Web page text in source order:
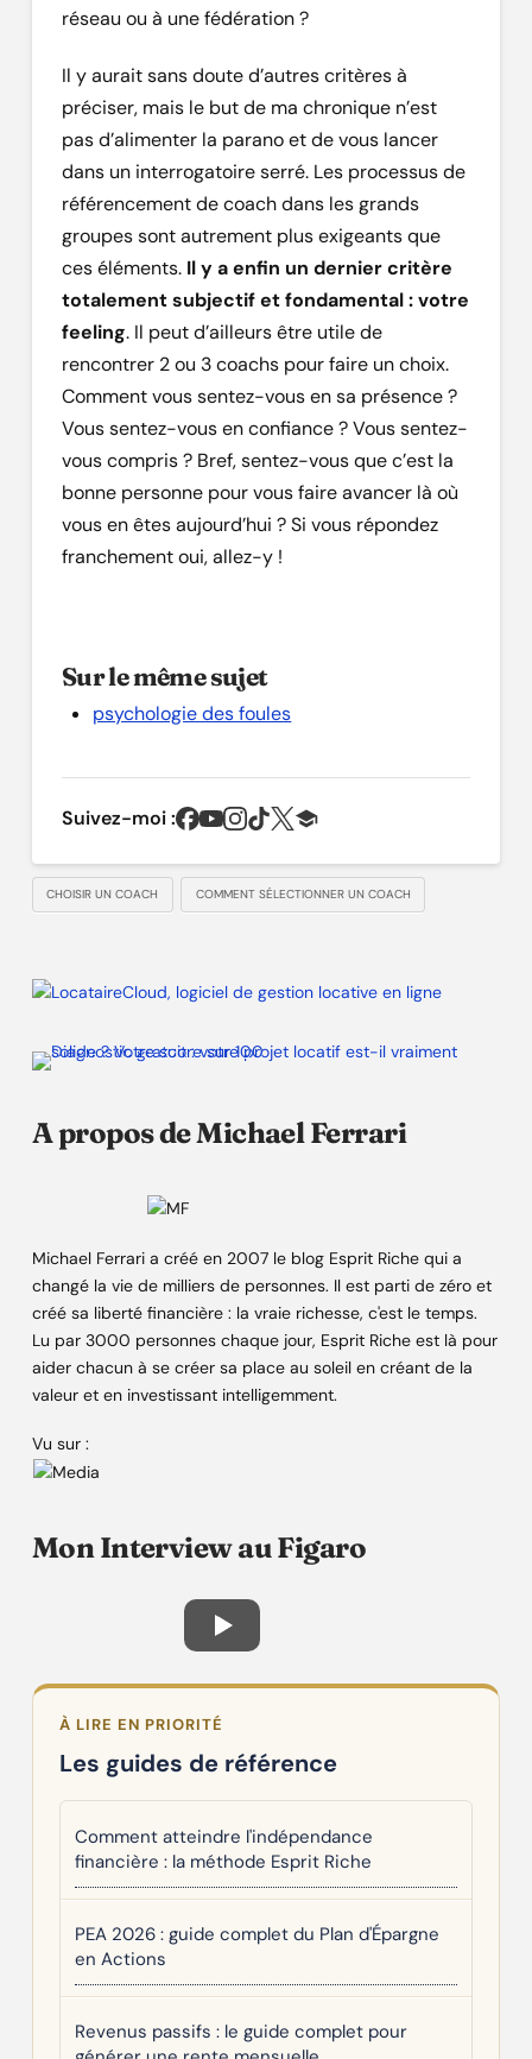
réseau ou à une fédération ?
Il y aurait sans doute d’autres critères à
préciser, mais le but de ma chronique n’est
pas d’alimenter la parano et de vous lancer
dans un interrogatoire serré. Les processus de
référencement de coach dans les grands
groupes sont autrement plus exigeants que
ces éléments. Il y a enfin un dernier critère
totalement subjectif et fondamental : votre
feeling. Il peut d’ailleurs être utile de
rencontrer 2 ou 3 coachs pour faire un choix.
Comment vous sentez-vous en sa présence ?
Vous sentez-vous en confiance ? Vous sentez-
vous compris ? Bref, sentez-vous que c’est la
bonne personne pour vous faire avancer là où
vous en êtes aujourd’hui ? Si vous répondez
franchement oui, allez-y !
Sur le même sujet
psychologie des foules
Suivez-moi :
CHOISIR UN COACH COMMENT SÉLECTIONNER UN COACH
A propos de Michael Ferrari
Michael Ferrari a créé en 2007 le blog Esprit Riche qui a
changé la vie de milliers de personnes. Il est parti de zéro et
créé sa liberté financière : la vraie richesse, c'est le temps.
Lu par 3000 personnes chaque jour, Esprit Riche est là pour
aider chacun à se créer sa place au soleil en créant de la
valeur et en investissant intelligemment.
Vu sur :
Mon Interview au Figaro
À LIRE EN PRIORITÉ
Les guides de référence
Comment atteindre l'indépendance
financière : la méthode Esprit Riche
PEA 2026 : guide complet du Plan d'Épargne
en Actions
Revenus passifs : le guide complet pour